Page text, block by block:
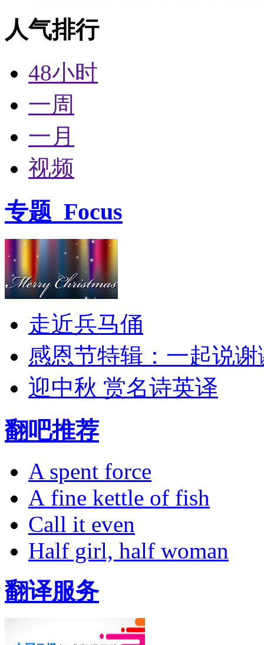
人气排行
48小时
一周
一月
视频
专题 Focus
走近兵马俑
感恩节特辑：一起说谢
迎中秋 赏名诗英译
翻吧推荐
A spent force
A fine kettle of fish
Call it even
Half girl, half woman
翻译服务